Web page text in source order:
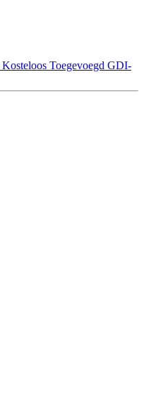
Kosteloos Toegevoegd GDI-